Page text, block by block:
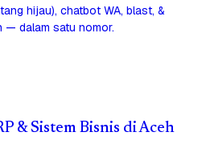
hijau), chatbot WA, blast, &
— dalam satu nomor.
& Sistem Bisnis di Aceh